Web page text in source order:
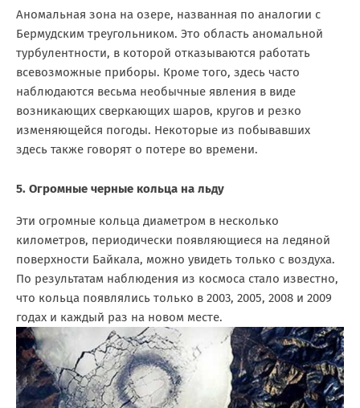
Аномальная зона на озере, названная по аналогии с
Бермудским треугольником. Это область аномальной
турбулентности, в которой отказываются работать
всевозможные приборы. Кроме того, здесь часто
наблюдаются весьма необычные явления в виде
возникающих сверкающих шаров, кругов и резко
изменяющейся погоды. Некоторые из побывавших
здесь также говорят о потере во времени.
5. Огромные черные кольца на льду
Эти огромные кольца диаметром в несколько
километров, периодически появляющиеся на ледяной
поверхности Байкала, можно увидеть только с воздуха.
По результатам наблюдения из космоса стало известно,
что кольца появлялись только в 2003, 2005, 2008 и 2009
годах и каждый раз на новом месте.